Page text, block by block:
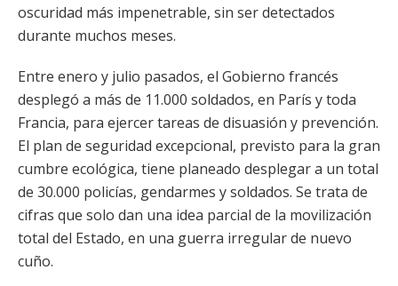
oscuridad más impenetrable, sin ser detectados
durante muchos meses.
Entre enero y julio pasados, el Gobierno francés
desplegó a más de 11.000 soldados, en París y toda
Francia, para ejercer tareas de disuasión y prevención.
El plan de seguridad excepcional, previsto para la gran
cumbre ecológica, tiene planeado desplegar a un total
de 30.000 policías, gendarmes y soldados. Se trata de
cifras que solo dan una idea parcial de la movilización
total del Estado, en una guerra irregular de nuevo
cuño.